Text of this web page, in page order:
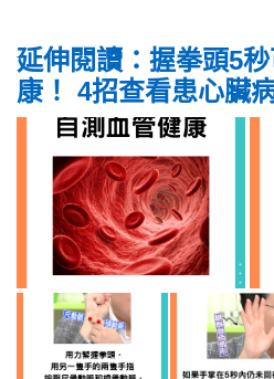
延伸閱讀：握拳頭5
康！ 4招查看患心臟